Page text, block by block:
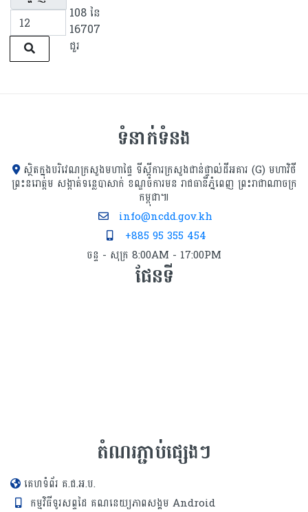
108 នៃ
16707
ជួរ
ទំនាក់ទំនង
ស្ថិតក្នុងបរិវេណក្រសួងមហាផ្ទៃ ទីស្ដីការក្រសួង​ជាន់ផ្ទាល់ដីអគារ (G) មហាវិថី
ព្រះនរោត្តម សង្កាត់ទន្លេបាសាក់ ខណ្ឌចំការមន រាជធានីភ្នំពេញ ព្រះរាជាណាចក្រ
កម្ពុជា៕
info@ncdd.gov.kh
+885 95 355 454
ចន្ទ - សុក្រ 8:00AM - 17:00PM
ផែនទី
តំណរភ្ជាប់ផ្សេងៗ
គេហទំព័រ គ.ជ.អ.ប.
កម្មវិធីទូរសព្ទដៃ គណនេយ្យភាពសង្គម Android